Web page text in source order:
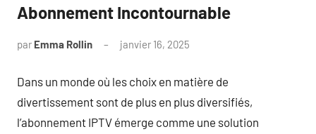
Abonnement Incontournable
par Emma Rollin janvier 16, 2025
Dans un monde où les choix en matière de
divertissement sont de plus en plus diversifiés,
l’abonnement IPTV émerge comme une solution